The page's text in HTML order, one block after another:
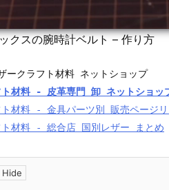
クスの腕時計ベルト – 作り方
ト材料 - 皮革専門 卸 ネットショッ
ト材料 - 金具パーツ別 販売ページ
ト材料 - 総合店 国別レザー まとめ